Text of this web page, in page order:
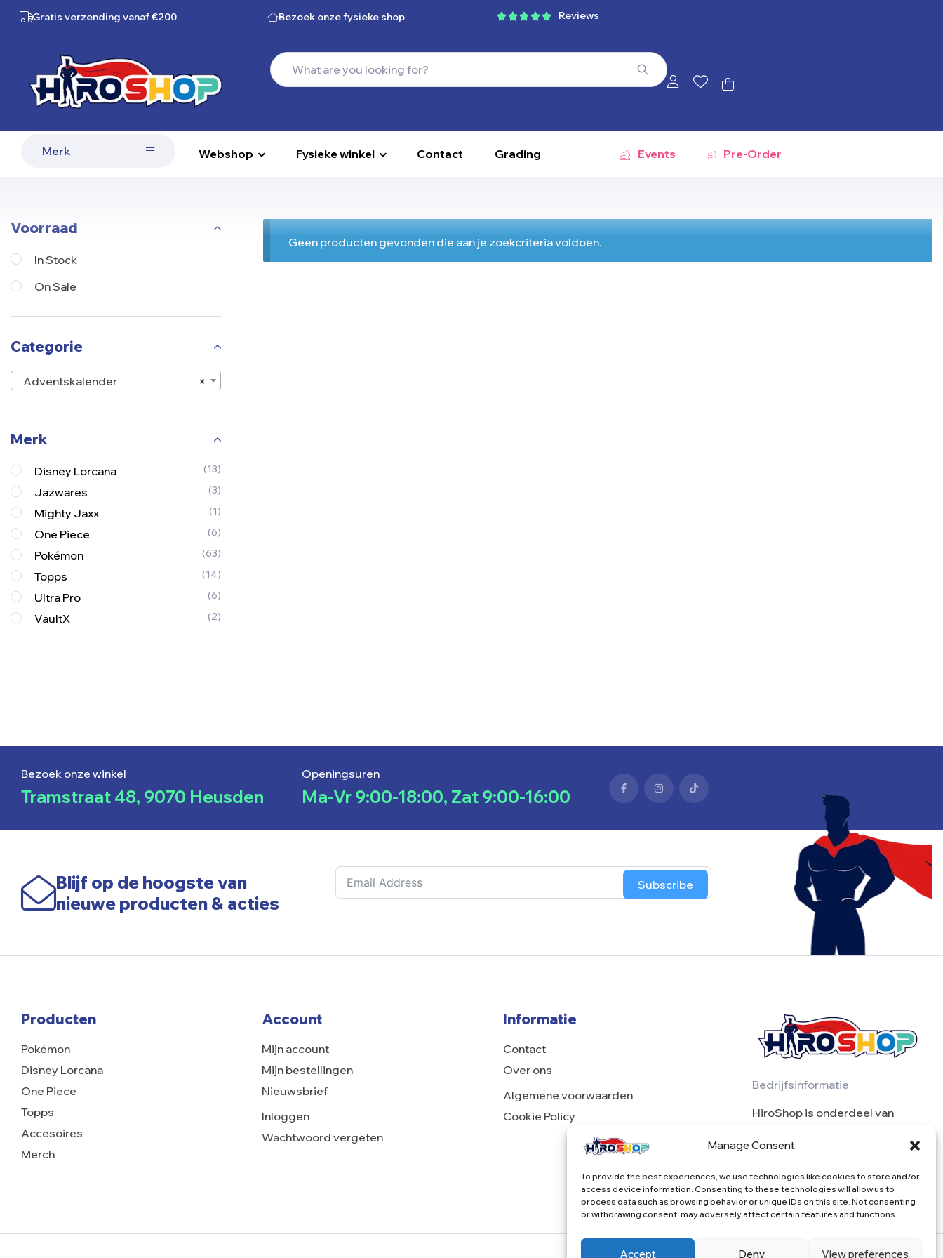
Manage Consent
To provide the best experiences, we use technologies like cookies to store and/or
access device information. Consenting to these technologies will allow us to
process data such as browsing behavior or unique IDs on this site. Not consenting
or withdrawing consent, may adversely affect certain features and functions.
Accept Deny View preferences
Gratis verzending vanaf €200 Bezoek onze fysieke shop Reviews
Merk Webshop Fysieke winkel Contact Grading Events Pre-Order
Geen producten gevonden die aan je zoekcriteria voldoen.
Voorraad
In Stock
On Sale
Categorie
×
Adventskalender
Merk
Disney Lorcana (13)
Jazwares (3)
Mighty Jaxx (1)
One Piece (6)
Pokémon (63)
Topps (14)
Ultra Pro (6)
VaultX (2)
Bezoek onze winkel
Tramstraat 48, 9070 Heusden
Openingsuren
Ma-Vr 9:00-18:00, Zat 9:00-16:00
Blijf op de hoogste van
nieuwe producten & acties
Subscribe
Producten
Pokémon
Disney Lorcana
One Piece
Topps
Accesoires
Merch
Account
Mijn account
Mijn bestellingen
Nieuwsbrief
Inloggen
Wachtwoord vergeten
Informatie
Contact
Over ons
Algemene voorwaarden
Cookie Policy
Bedrijfsinformatie
HiroShop is onderdeel van